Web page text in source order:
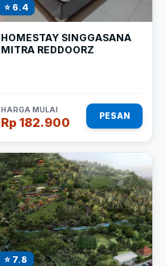
⭐ 6.4
HOMESTAY SINGGASANA
MITRA REDDOORZ
HARGA MULAI
Rp 182.900 PESAN
⭐ 7.8